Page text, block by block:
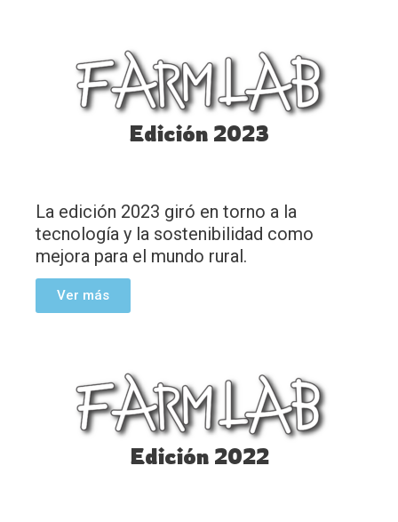
Edición 2023
La edición 2023 giró en torno a la
tecnología y la sostenibilidad como
mejora para el mundo rural.
Ver más
Edición 2022